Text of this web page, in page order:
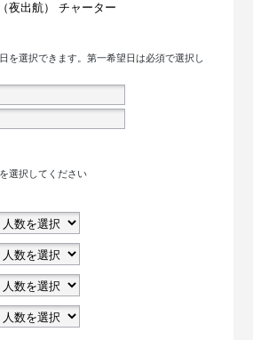
夜出航） チャーター
を選択できます。第一希望日は必須で選択し
選択してください